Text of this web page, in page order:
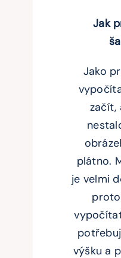
Jak
Jako
začít,
plátno.
je velmi
výšku a